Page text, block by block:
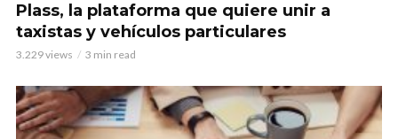
Plass, la plataforma que quiere unir a
taxistas y vehículos particulares
3.229 views 3 min read